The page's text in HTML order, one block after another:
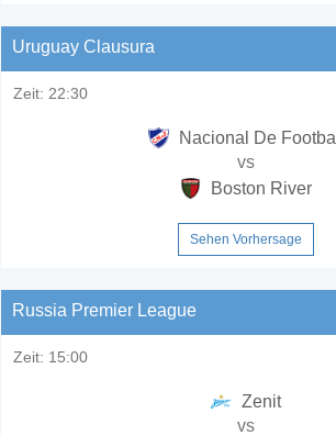
Uruguay Clausura
Zeit: 22:30
Nacional De Football
vs
Boston River
Sehen Vorhersage
Russia Premier League
Zeit: 15:00
Zenit
vs